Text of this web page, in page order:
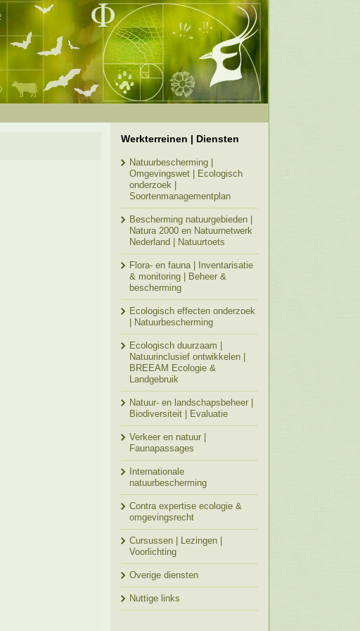
Werkterreinen | Diensten
Natuurbescherming |
Omgevingswet | Ecologisch
onderzoek |
Soortenmanagementplan
Bescherming natuurgebieden |
Natura 2000 en Natuurnetwerk
Nederland | Natuurtoets
Flora- en fauna | Inventarisatie
& monitoring | Beheer &
bescherming
Ecologisch effecten onderzoek
| Natuurbescherming
Ecologisch duurzaam |
Natuurinclusief ontwikkelen |
BREEAM Ecologie &
Landgebruik
Natuur- en landschapsbeheer |
Biodiversiteit | Evaluatie
Verkeer en natuur |
Faunapassages
Internationale
natuurbescherming
Contra expertise ecologie &
omgevingsrecht
Cursussen | Lezingen |
Voorlichting
Overige diensten
Nuttige links